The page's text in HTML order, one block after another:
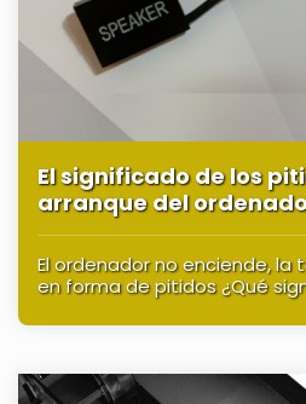
El significado de los
arranque del
El ordenador no enciende, la
en forma de pitidos ¿Qué